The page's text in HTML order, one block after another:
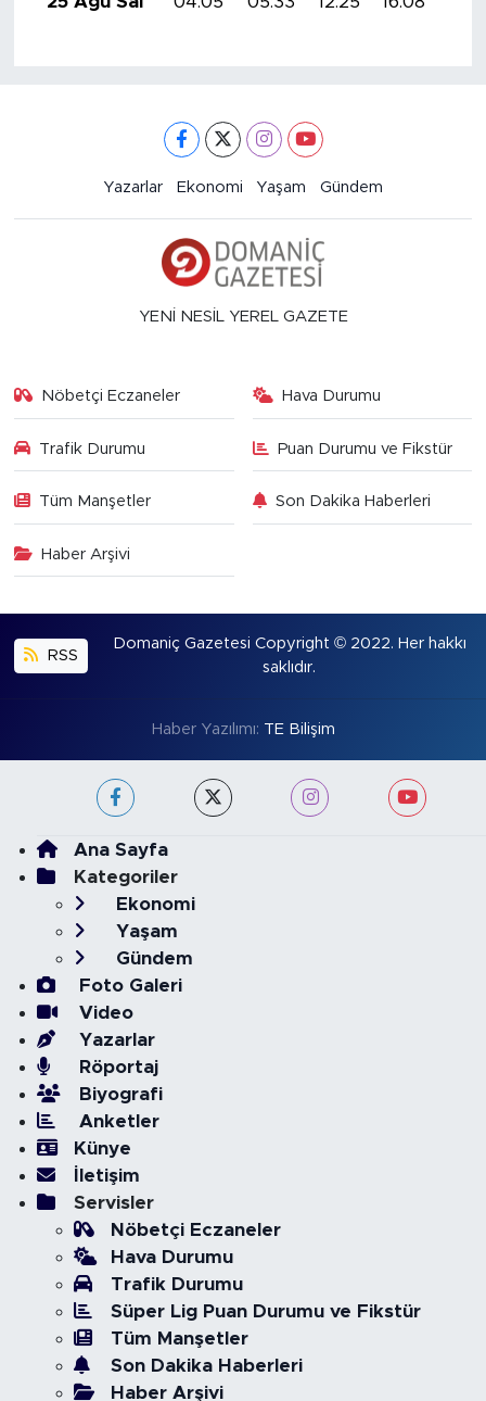
Yazarlar Ekonomi Yaşam Gündem
YENİ NESİL YEREL GAZETE
Nöbetçi Eczaneler Hava Durumu
Trafik Durumu Puan Durumu ve Fikstür
Tüm Manşetler Son Dakika Haberleri
Haber Arşivi
RSS
Domaniç Gazetesi Copyright © 2022. Her hakkı
saklıdır.
Haber Yazılımı: TE Bilişim
Ana Sayfa
Kategoriler
Ekonomi
Yaşam
Gündem
Foto Galeri
Video
Yazarlar
Röportaj
Biyografi
Anketler
Künye
İletişim
Servisler
Nöbetçi Eczaneler
Hava Durumu
Trafik Durumu
Süper Lig Puan Durumu ve Fikstür
Tüm Manşetler
Son Dakika Haberleri
Haber Arşivi